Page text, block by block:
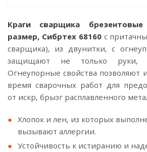
Краги сварщика
размер, Сибртех 68160с
сварщика), из двунитки, с
защищают не только руки,
Огнеупорные свойства позволяют
время сварочных работ для
от искр, брызг расплавленного
Хлопок и лен, из которых
вызывают аллергии.
Устойчивость к истиранию и